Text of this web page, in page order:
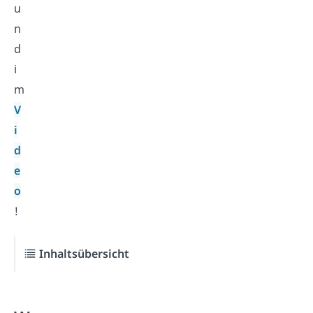
u
n
d
i
m
V
i
d
e
o
!
Inhaltsübersicht